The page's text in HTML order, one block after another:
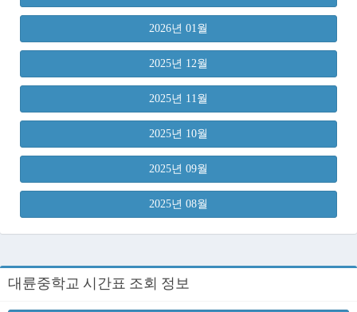
2026년 01월
2025년 12월
2025년 11월
2025년 10월
2025년 09월
2025년 08월
대륜중학교 시간표 조회 정보